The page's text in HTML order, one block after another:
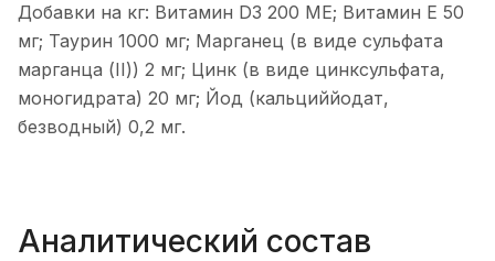
Добавки на кг: Витамин D3 200 МЕ; Витамин Е 50
мг; Таурин 1000 мг; Марганец (в виде сульфата
марганца (II)) 2 мг; Цинк (в виде цинксульфата,
моногидрата) 20 мг; Йод (кальциййодат,
безводный) 0,2 мг.
Аналитический состав